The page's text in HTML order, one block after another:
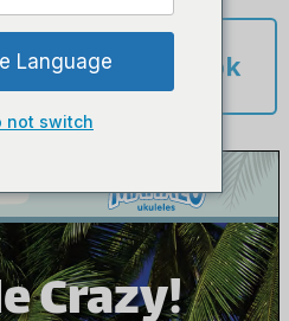
E-book
Language
not switch